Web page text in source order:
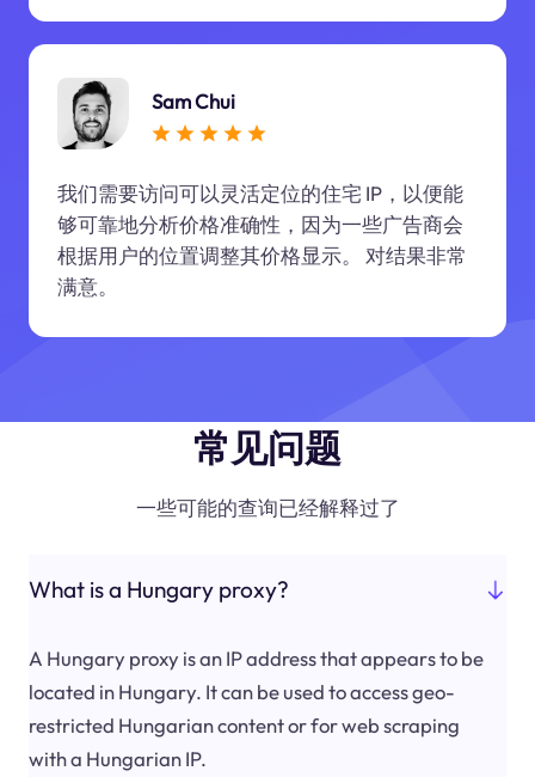
Sam Chui
我们需要访问可以灵活定位的住宅 IP，以便能
够可靠地分析价格准确性，因为一些广告商会
根据用户的位置调整其价格显示。 对结果非常
满意。
常见问题
一些可能的查询已经解释过了
What is a Hungary proxy?
A Hungary proxy is an IP address that appears to be
located in Hungary. It can be used to access geo-
restricted Hungarian content or for web scraping
with a Hungarian IP.